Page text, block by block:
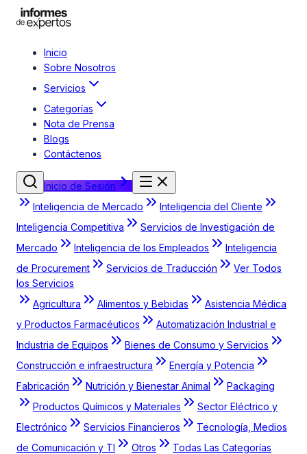
Inicio
Sobre Nosotros
Servicios
Categorías
Nota de Prensa
Blogs
Contáctenos
Inicio de Sesión
Inteligencia de Mercado
Inteligencia del Cliente
Inteligencia Competitiva
Servicios de Investigación de
Mercado
Inteligencia de los Empleados
Inteligencia
de Procurement
Servicios de Traducción
Ver Todos
los Servicios
Agricultura
Alimentos y Bebidas
Asistencia Médica
y Productos Farmacéuticos
Automatización Industrial e
Industria de Equipos
Bienes de Consumo y Servicios
Construcción e infraestructura
Energía y Potencia
Fabricación
Nutrición y Bienestar Animal
Packaging
Productos Químicos y Materiales
Sector Eléctrico y
Electrónico
Servicios Financieros
Tecnología, Medios
de Comunicación y TI
Otros Todas Las Categorías